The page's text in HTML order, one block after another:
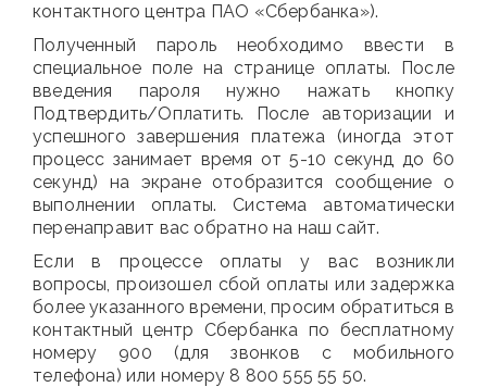
контактного центра ПАО «Сбербанка»).
Полученный пароль необходимо ввести в
специальное поле на странице оплаты. После
введения пароля нужно нажать кнопку
Подтвердить/Оплатить. После авторизации и
успешного завершения платежа (иногда этот
процесс занимает время от 5-10 секунд до 60
секунд) на экране отобразится сообщение о
выполнении оплаты. Система автоматически
перенаправит вас обратно на наш сайт.
Если в процессе оплаты у вас возникли
вопросы, произошел сбой оплаты или задержка
более указанного времени, просим обратиться в
контактный центр Сбербанка по бесплатному
номеру 900 (для звонков с мобильного
телефона) или номеру 8 800 555 55 50.